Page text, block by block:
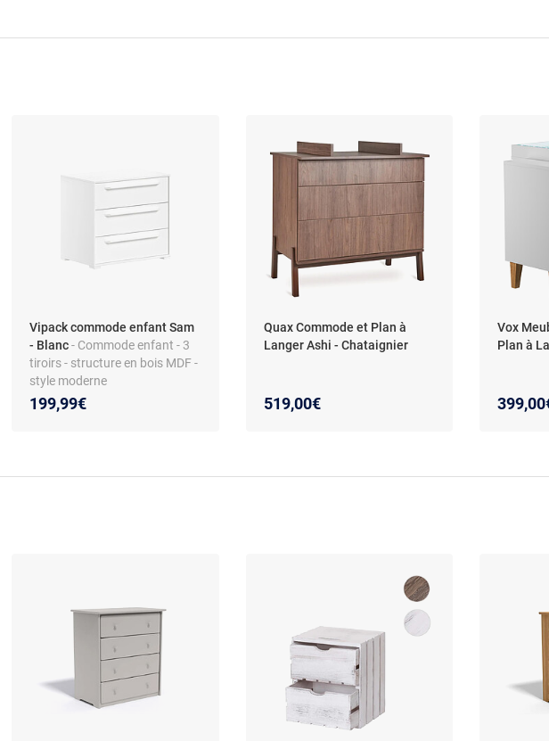
Vipack commode enfant Sam
- Blanc- Commode enfant - 3
tiroirs - structure en bois MDF -
style moderne
199,99€
Quax Commode et Plan à
Langer Ashi - Chataignier
519,00€
Vox
Plan à